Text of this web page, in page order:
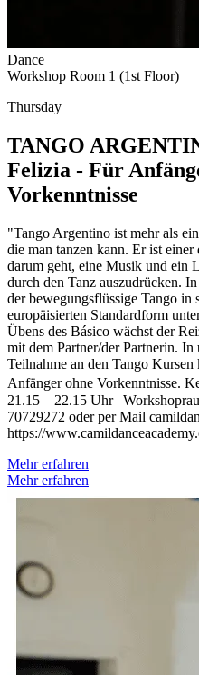
Dance
Workshop Room 1 (1st Floor)
Thursday
TANGO
Felizia - Für
Vorkenntnisse
"Tango Argentino ist mehr als
die man tanzen kann. Er ist
darum geht, eine Musik und ein
durch den Tanz auszudrücken.
der bewegungsflüssige Tango
europäisierten Standardform
Übens des Básico wächst der
mit dem Partner/der Partnerin. In
Teilnahme an den Tango
Anfänger ohne Vorkenntnisse.
21.15 – 22.15 Uhr |
70729272 oder per Mail
https://
Mehr erfahren
Mehr erfahren